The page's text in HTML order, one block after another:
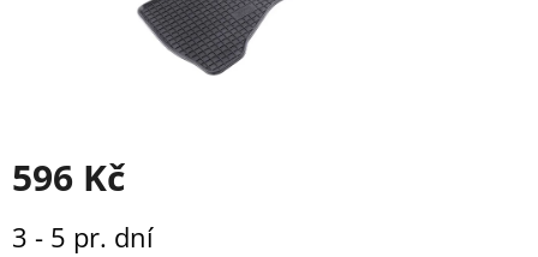
596 Kč
cena:
3 - 5 pr. dní